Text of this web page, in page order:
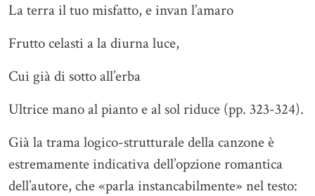
La terra il tuo misfatto, e invan l’amaro
Frutto celasti a la diurna luce,
Cui già di sotto all’erba
Ultrice mano al pianto e al sol riduce (pp. 323-324).
Già la trama logico-strutturale della canzone è
estremamente indicativa dell’opzione romantica
dell’autore, che «parla instancabilmente» nel testo: